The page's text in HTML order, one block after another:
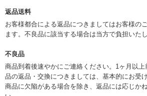
返品送料
お客様都合による返品につきましてはお客様の
ます。不良品に該当する場合は当方で負担いた
不良品
商品到着後速やかにご連絡ください。1ヶ月以
品の返品・交換につきましては、基本的にお受
商品に欠陥がある場合を除き、返品には応じか